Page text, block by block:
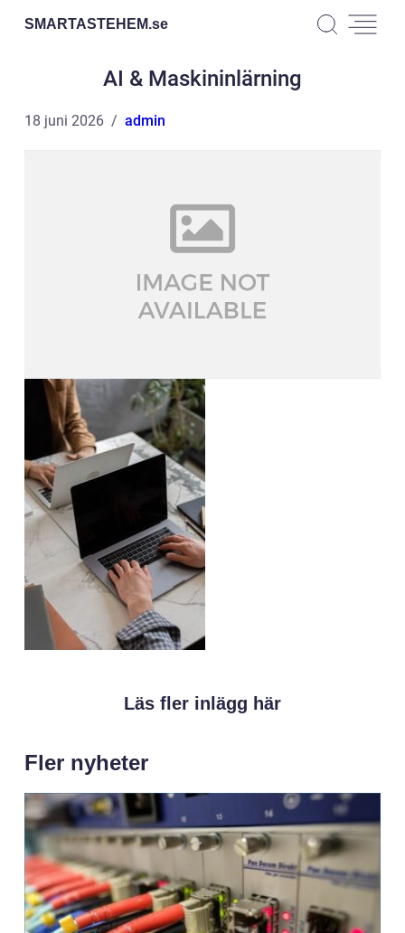
SMARTASTEHEM.se
AI & Maskininlärning
18 juni 2026 admin
Läs fler inlägg här
Fler nyheter